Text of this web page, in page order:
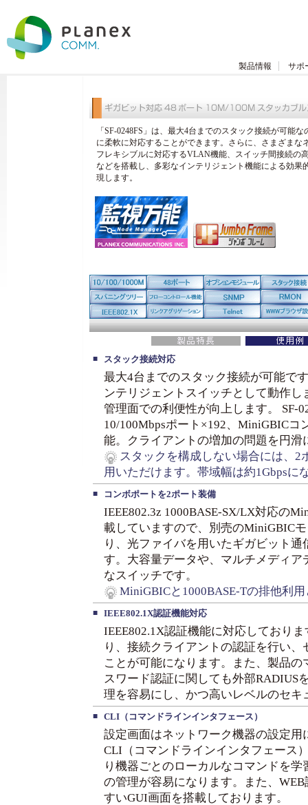
製品情報 サポ
「SF-0248FS」は、最大4台までのスタック接続が可能
に柔軟に対応することができます。さらに、さまざまな
フレキシブルに対応するVLAN機能、スイッチ間接続の
などを搭載し、多彩なインテリジェント機能による効果
現します。
■ スタック接続対応
最大4台までのスタック接続が可能で
ンテリジェントスイッチとして動作
管理面での利便性が向上します。 SF-
10/100Mbpsポート×192、MiniGBICコ
能。クライアントの増加の問題を円滑
スタックを構成しない場合には、
用いただけます。帯域幅は約1Gbpsに
■ コンボポートを2ポート装備
IEEE802.3z 1000BASE-SX/LX対応の
載していますので、別売のMiniGBIC
り、光ファイバを用いたギガビット
す。大容量データや、マルチメディ
なスイッチです。
MiniGBICと1000BASE-Tの排他利
■ IEEE802.1X認証機能対応
IEEE802.1X認証機能に対応しており
り、接続クライアントの認証を行い
ことが可能になります。また、製品
スワード認証に関しても外部RADIUS
理を容易にし、かつ高いレベルのセキ
■ CLI（コマンドラインインタフェース）
設定画面はネットワーク機器の設定
CLI（コマンドラインインタフェース
り機器ごとのローカルなコマンドを
の管理が容易になります。また、
すいGUI画面を搭載しております。